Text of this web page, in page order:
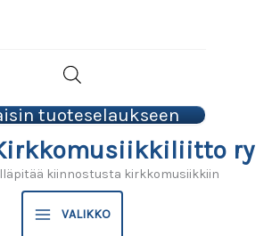
tuoteselaukseen
ry
kiinnostusta kirkkomusiikkiin
VALIKKO